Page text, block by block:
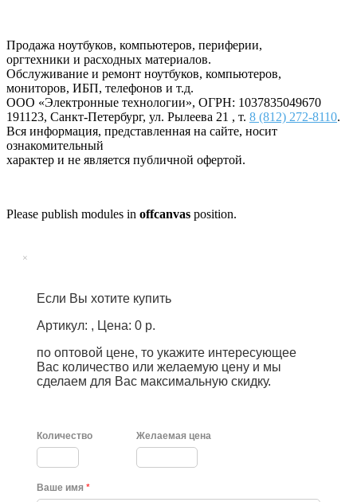
Продажа ноутбуков, компьютеров, периферии,
оргтехники и расходных материалов.
Обслуживание и ремонт ноутбуков, компьютеров,
мониторов, ИБП, телефонов и т.д.
ООО «Электронные технологии», ОГРН: 1037835049670
191123, Санкт-Петербург, ул. Рылеева 21 , т. 8 (812) 272-8110.
Вся информация, представленная на сайте, носит
ознакомительный
характер и не является публичной офертой.
Please publish modules in offcanvas position.
×
Если Вы хотите купить
Артикул: , Цена: 0 р.
по оптовой цене, то укажите интересующее
Вас количество или желаемую цену и мы
сделаем для Вас максимальную скидку.
Количество Желаемая цена
Ваше имя *